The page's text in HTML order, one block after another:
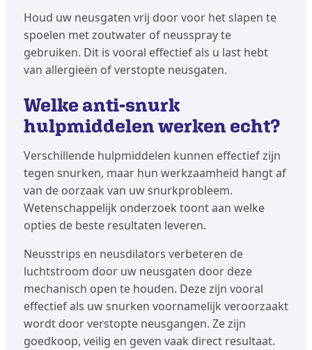
Houd uw neusgaten vrij door voor het slapen te
spoelen met zoutwater of neusspray te
gebruiken. Dit is vooral effectief als u last hebt
van allergieën of verstopte neusgaten.
Welke anti-snurk
hulpmiddelen werken echt?
Verschillende hulpmiddelen kunnen effectief zijn
tegen snurken, maar hun werkzaamheid hangt af
van de oorzaak van uw snurkprobleem.
Wetenschappelijk onderzoek toont aan welke
opties de beste resultaten leveren.
Neusstrips en neusdilators verbeteren de
luchtstroom door uw neusgaten door deze
mechanisch open te houden. Deze zijn vooral
effectief als uw snurken voornamelijk veroorzaakt
wordt door verstopte neusgangen. Ze zijn
goedkoop, veilig en geven vaak direct resultaat.